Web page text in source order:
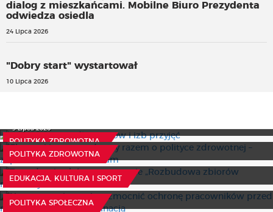
dialog z mieszkańcami. Mobilne Biuro Prezydenta
odwiedza osiedla
24 Lipca 2026
"Dobry start" wystartował
10 Lipca 2026
POLITYKA ZDROWOTNA
9 Lipca 2026
POLITYKA ZDROWOTNA
zaproszenie na seminarium
5 Sierpnia 2026
EDUKACJA, KULTURA I SPORT
Trwa drugi nabór w programie „Rozbudowa zbiorów
16 Lipca 2026
POLITYKA SPOŁECZNA
Nowe przepisy mają wzmocnić ochronę pracowników
przed mobbingiem i dyskryminacją
7 Sierpnia 2026
8 tys. seniorów zdobędzie cyfrowe kompetencje
Trwa XV edycja Konkursu Stypendialnego Funduszu